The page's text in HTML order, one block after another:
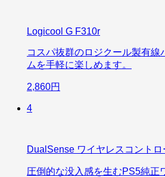
Logicool G F310r
コスパ抜群のロジクール製有線
ムを手軽に楽しめます。
2,860円
4
DualSense ワイヤレスコントロ
圧倒的な没入感を生むPS5純正